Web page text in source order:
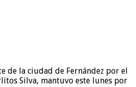
de la ciudad de Fernández por el
Silva, mantuvo este lunes por